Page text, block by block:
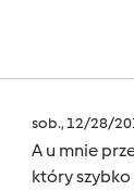
sob., 12/28/
A u mnie
który szybko